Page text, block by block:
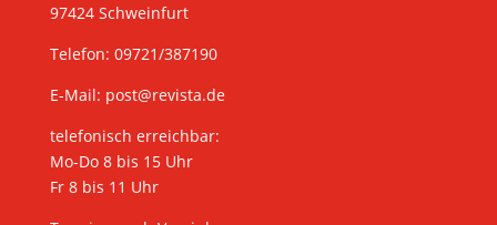
97424 Schweinfurt
Telefon: 09721/387190
E-Mail: post@revista.de
telefonisch erreichbar:
Mo-Do 8 bis 15 Uhr
Fr 8 bis 11 Uhr